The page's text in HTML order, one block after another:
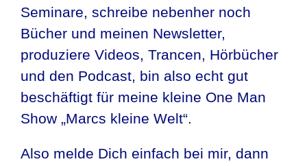
Seminare, schreibe nebenher noch
Bücher und meinen Newsletter,
produziere Videos, Trancen, Hörbücher
und den Podcast, bin also echt gut
beschäftigt für meine kleine One Man
Show „Marcs kleine Welt“.
Also melde Dich einfach bei mir, dann